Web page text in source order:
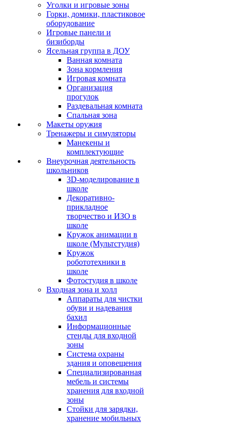
Уголки и игровые зоны
Горки, домики, пластиковое
оборудование
Игровые панели и
бизиборды
Ясельная группа в ДОУ
Ванная комната
Зона кормления
Игровая комната
Организация
прогулок
Раздевальная комната
Спальная зона
Макеты оружия
Тренажеры и симуляторы
Манекены и
комплектующие
Внеурочная деятельность
школьников
3D-моделирование в
школе
Декоративно-
прикладное
творчество и ИЗО в
школе
Кружок анимации в
школе (Мультстудия)
Кружок
робототехники в
школе
Фотостудия в школе
Входная зона и холл
Аппараты для чистки
обуви и надевания
бахил
Информационные
стенды для входной
зоны
Система охраны
здания и оповещения
Специализированная
мебель и системы
хранения для входной
зоны
Стойки для зарядки,
хранение мобильных